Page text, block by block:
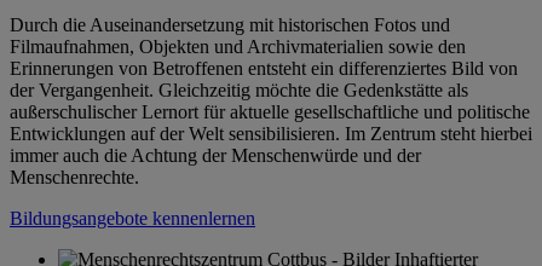
Durch die Auseinandersetzung mit historischen Fotos und
Filmaufnahmen, Objekten und Archivmaterialien sowie den
Erinnerungen von Betroffenen entsteht ein differenziertes Bild von
der Vergangenheit. Gleichzeitig möchte die Gedenkstätte als
außerschulischer Lernort für aktuelle gesellschaftliche und politische
Entwicklungen auf der Welt sensibilisieren. Im Zentrum steht hierbei
immer auch die Achtung der Menschenwürde und der
Menschenrechte.
Bildungsangebote kennenlernen